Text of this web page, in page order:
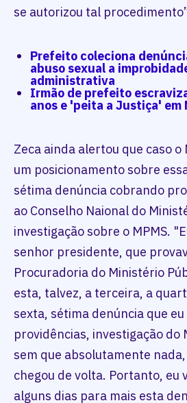
se autorizou tal
Prefeito coleciona
abuso sexual a
administrativa
Irmão de prefeito
anos e 'peita a Justiça' em
Zeca ainda alertou que caso o
um posicionamento sobre
sétima denúncia cobrando
ao Conselho Naional do
investigação sobre o MPMS.
senhor presidente, que
Procuradoria do Ministério
esta, talvez, a terceira, a
sexta, sétima denúncia que
providências, investigação do
sem que absolutamente
chegou de volta. Portanto, eu
alguns dias para mais esta